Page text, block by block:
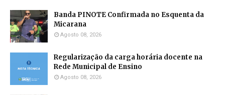
Banda PINOTE Confirmada no Esquenta da
Micarana
Agosto 08, 2026
Regularização da carga horária docente na
Rede Municipal de Ensino
Agosto 08, 2026